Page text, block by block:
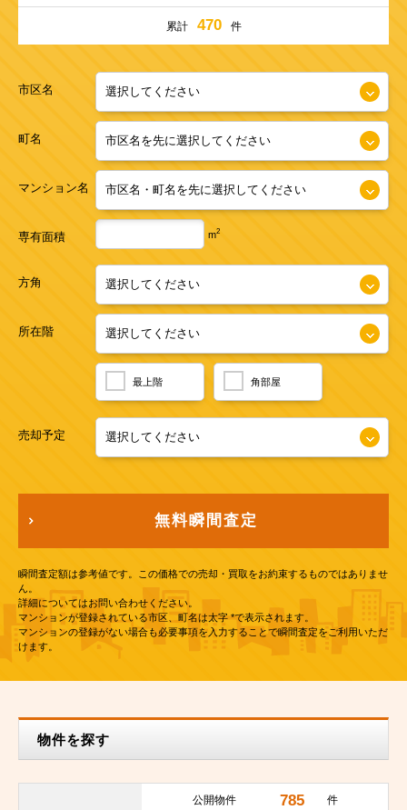
累計 470 件
市区名
町名
マンション名
専有面積 m2
方角
所在階
最上階 角部屋
売却予定
無料瞬間査定
瞬間査定額は参考値です。この価格での売却・買取をお約束するものではありませ
ん。
詳細についてはお問い合わせください。
マンションが登録されている市区、町名は太字 *で表示されます。
マンションの登録がない場合も必要事項を入力することで瞬間査定をご利用いただ
けます。
物件を探す
公開物件 785 件